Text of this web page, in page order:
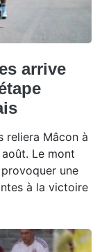
arrive
reliera Mâcon à
Le mont
une
à la victoire